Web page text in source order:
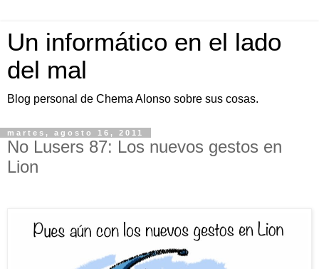
Un informático en el lado
del mal
Blog personal de Chema Alonso sobre sus cosas.
martes, agosto 16, 2011
No Lusers 87: Los nuevos gestos en
Lion